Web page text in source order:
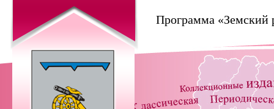
Программа «Земский